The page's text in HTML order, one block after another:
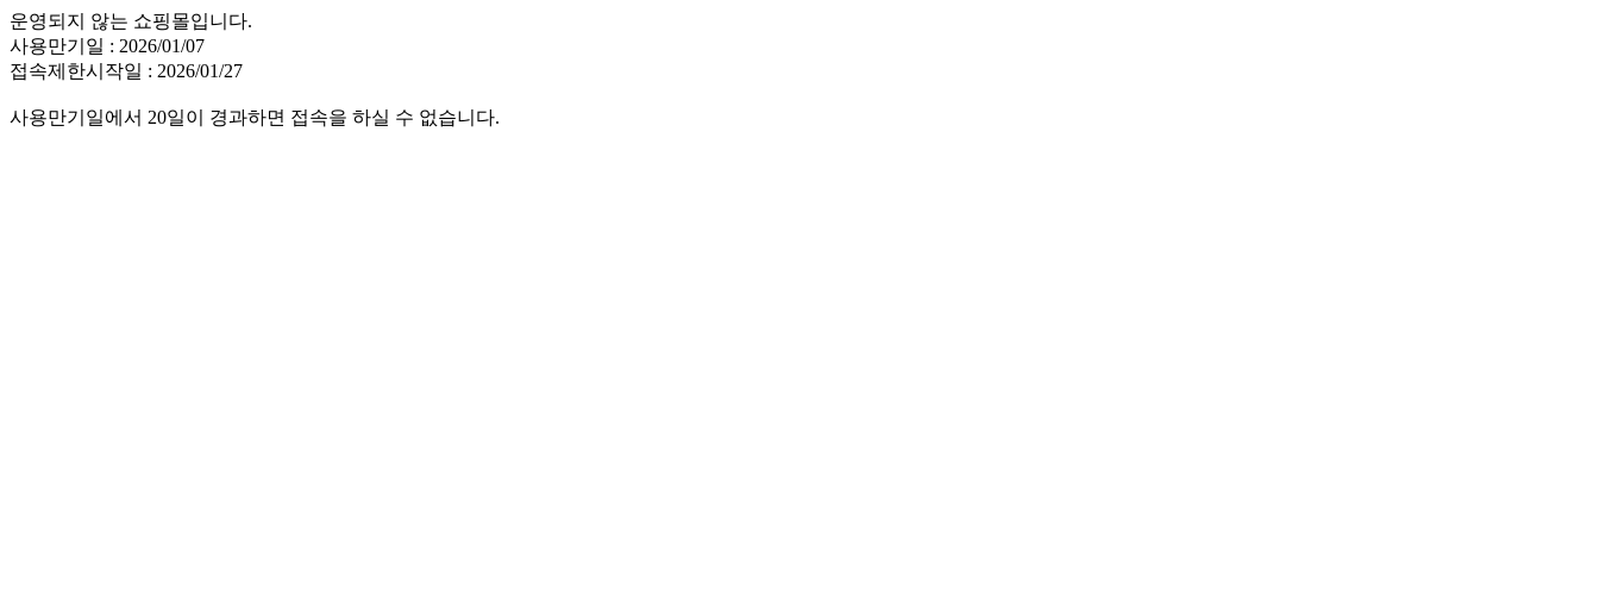
운영되지 않는 쇼핑몰입니다.
사용만기일 : 2026/01/07
접속제한시작일 : 2026/01/27
사용만기일에서 20일이 경과하면 접속을 하실 수 없습니다.